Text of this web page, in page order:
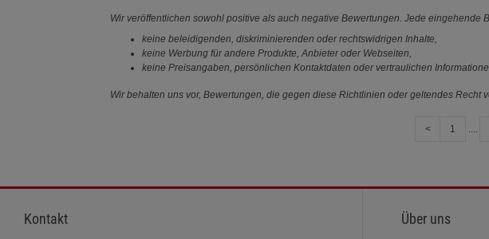
Wir veröffentlichen sowohl positive als auch negative Bewertungen. Jede
keine beleidigenden, diskriminierenden oder rechtswidrigen Inhalte,
keine Werbung für andere Produkte, Anbieter oder Webseiten,
keine Preisangaben, persönlichen Kontaktdaten oder vertraulichen
Wir behalten uns vor, Bewertungen, die gegen diese Richtlinien oder geltendes
< 1 ....
Kontakt Über uns